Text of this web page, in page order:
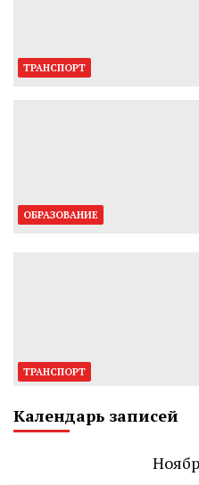
ТРАНСПОРТ
ОБРАЗОВАНИЕ
ТРАНСПОРТ
Календарь записей